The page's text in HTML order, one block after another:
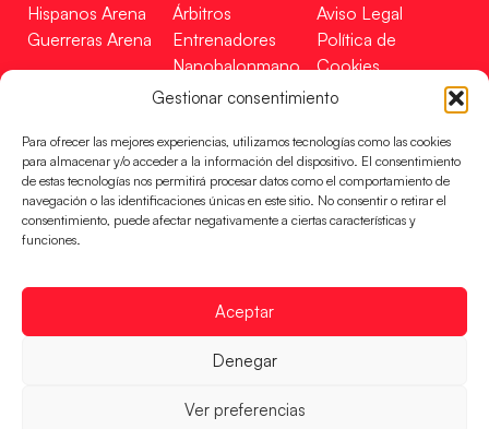
Gestionar consentimiento
Para ofrecer las mejores experiencias, utilizamos tecnologías como las cookies
para almacenar y/o acceder a la información del dispositivo. El consentimiento
de estas tecnologías nos permitirá procesar datos como el comportamiento de
navegación o las identificaciones únicas en este sitio. No consentir o retirar el
consentimiento, puede afectar negativamente a ciertas características y
funciones.
Aceptar
Denegar
Ver preferencias
Hispanos Arena
Guerreras Arena
Árbitros
Entrenadores
Nanobalonmano
Tienda
Aviso Legal
Política de
Cookies
Mapa Web
Incidencias
CONTACTO
EN
FINANCIADO
RFEBM © 2024. Todos los derechos reservados –